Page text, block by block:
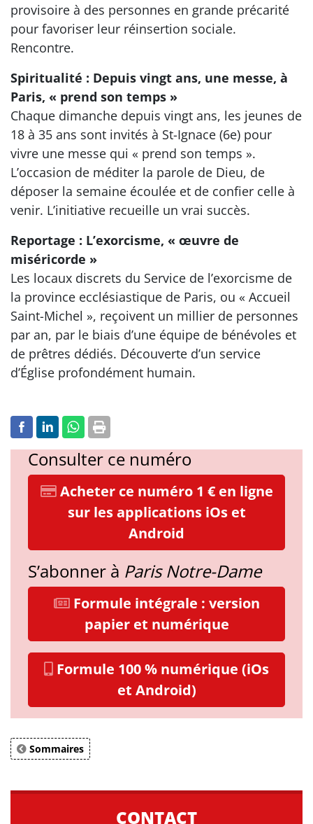
provisoire à des personnes en grande précarité
pour favoriser leur réinsertion sociale.
Rencontre.
Spiritualité : Depuis vingt ans, une messe, à
Paris, « prend son temps »
Chaque dimanche depuis vingt ans, les jeunes de
18 à 35 ans sont invités à St-Ignace (6e) pour
vivre une messe qui « prend son temps ».
L’occasion de méditer la parole de Dieu, de
déposer la semaine écoulée et de confier celle à
venir. L’initiative recueille un vrai succès.
Reportage : L’exorcisme, « œuvre de
miséricorde »
Les locaux discrets du Service de l’exorcisme de
la province ecclésiastique de Paris, ou « Accueil
Saint-Michel », reçoivent un millier de personnes
par an, par le biais d’une équipe de bénévoles et
de prêtres dédiés. Découverte d’un service
d’Église profondément humain.
Consulter ce numéro
Acheter ce numéro 1 € en ligne
sur les applications iOs et
Android
S’abonner à Paris Notre-Dame
Formule intégrale : version
papier et numérique
Formule 100 % numérique (iOs
et Android)
Sommaires
CONTACT